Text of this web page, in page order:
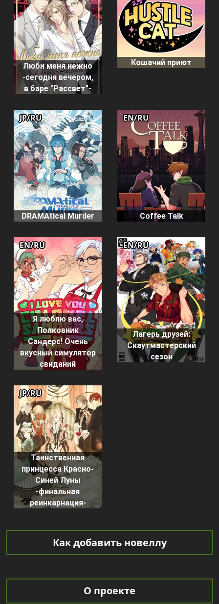
Люби меня нежно
-сегодня вечером,
в баре "Рассвет"-
Кошачий приют
DRAMAtical Murder
JP/RU
Coffee Talk
EN/RU
Я люблю вас,
Полковник
Сандерс! Очень
вкусный симулятор
свиданий
EN/RU
Лагерь друзей:
Скаутмастерский
сезон
EN/RU
Таинственная
принцесса Красно-
Синей Луны
-финальная
реинкарнация-
JP/RU
Как добавить новеллу
О проекте